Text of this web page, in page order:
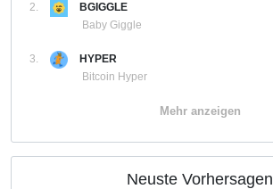
2.
BGIGGLE
Baby Giggle
3.
HYPER
Bitcoin Hyper
Mehr anzeigen
Neuste Vorhersagen